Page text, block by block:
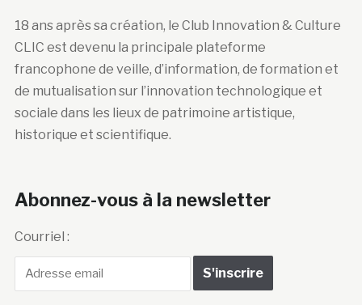
18 ans après sa création, le Club Innovation & Culture
CLIC est devenu la principale plateforme
francophone de veille, d’information, de formation et
de mutualisation sur l’innovation technologique et
sociale dans les lieux de patrimoine artistique,
historique et scientifique.
Abonnez-vous à la newsletter
Courriel :